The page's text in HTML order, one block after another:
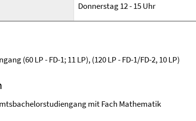
Donnerstag 12 - 15 Uhr
(60 LP - FD-1; 11 LP), (120 LP - FD-1/FD-2, 10 LP)
mit Fach Mathematik